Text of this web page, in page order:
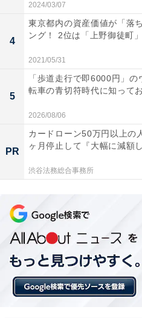
積立型保険よりも現金預
の平均額は？
調査時点での預貯金の実践
について聞いたところ、「
ている」が65.4％、「してい
30.7％、「していない」が4.9
現金預金の実施率
ひと月あたりの貯金額は、全
30代が「4万2682円」、40代
2024/03/07
4
東京都内の資産価値が「落
ング！ 2位は「上野御徒町
2021/05/31
5
「歩道走行で即6000円」の
転車の青切符時代に知って
2026/08/06
PR
カードローン50万円以上の
ヶ月停止して『大幅に減額
渋谷法務総合事務所